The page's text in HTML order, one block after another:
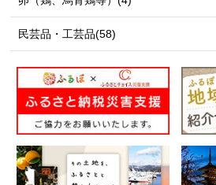
民芸品・工芸品(58)